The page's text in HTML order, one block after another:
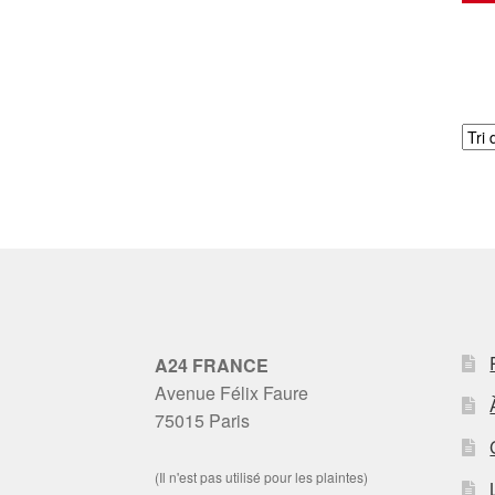
A24 FRANCE
Avenue Félix Faure
75015 Paris
(Il n'est pas utilisé pour les plaintes)